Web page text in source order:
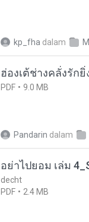
kp_fha dalam
ฮ่องเต้ช่างคลั่งรัก
PDF 9.0 MB
Pandarin dalam
อย่าไปยอม เล่ม
decht
PDF
2.4 MB